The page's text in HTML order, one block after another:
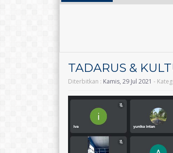
TADARUS &
Diterbitkan : Kamis, 29 Jul 2021 -